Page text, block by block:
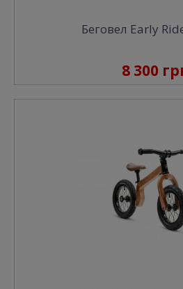
Беговел Early
8 300